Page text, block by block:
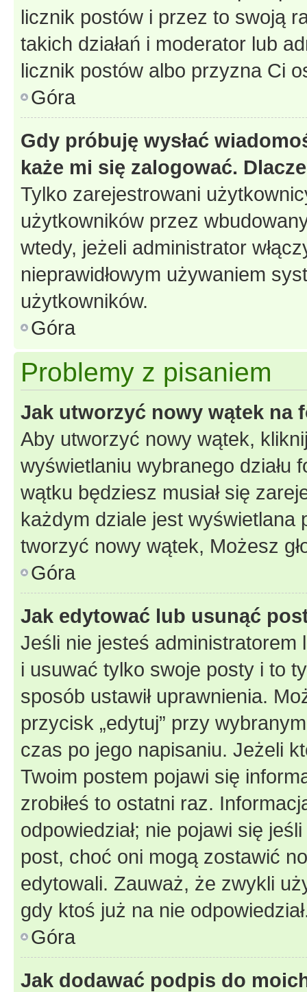
licznik postów i przez to swoją
takich działań i moderator lub
licznik postów albo przyzna Ci
Góra
Gdy próbuję wysłać
każe mi się zalogować.
Tylko zarejestrowani
użytkowników przez
wtedy, jeżeli administrator
nieprawidłowym używaniem
użytkowników.
Góra
Problemy z pisaniem
Jak utworzyć nowy wątek na
Aby utworzyć nowy wątek,
wyświetlaniu wybranego działu
wątku będziesz musiał się
każdym dziale jest wyświetlana
tworzyć nowy wątek, Możesz
Góra
Jak edytować lub usunąć
Jeśli nie jesteś
i usuwać tylko swoje posty i to
sposób ustawił uprawnienia.
przycisk „edytuj” przy
czas po jego napisaniu. Jeżeli
Twoim postem pojawi się
zrobiłeś to ostatni raz.
odpowiedział; nie pojawi się
post, choć oni mogą zostawić
edytowali. Zauważ, że zwykli
gdy ktoś już na nie
Góra
Jak dodawać podpis do